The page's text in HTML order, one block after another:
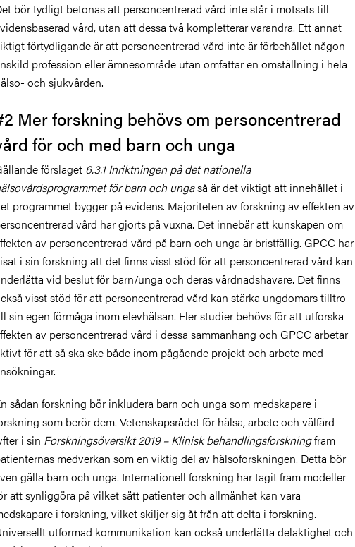
bör tydligt betonas att personcentrerad vård inte står i motsats till
vård, utan att dessa två kompletterar varandra. Ett annat
förtydligande är att personcentrerad vård inte är förbehållet någon
profession eller ämnesområde utan omfattar en omställning i hela
och sjukvården.
Mer forskning behövs om personcentrerad
för och med barn och unga
förslaget 6.3.1 Inriktningen på det nationella
för barn och ungaså är det viktigt att innehållet i
programmet bygger på evidens. Majoriteten av forskning av effekten av
vård har gjorts på vuxna. Det innebär att kunskapen om
av personcentrerad vård på barn och unga är bristfällig. GPCC har
i sin forskning att det finns visst stöd för att personcentrerad vård kan
vid beslut för barn/unga och deras vårdnadshavare. Det finns
visst stöd för att personcentrerad vård kan stärka ungdomars tilltro
sin egen förmåga inom elevhälsan. Fler studier behövs för att utforska
av personcentrerad vård i dessa sammanhang och GPCC arbetar
för att så ska ske både inom pågående projekt och arbete med
sådan forskning bör inkludera barn och unga som medskapare i
som berör dem. Vetenskapsrådet för hälsa, arbete och välfärd
i sin Forskningsöversikt 2019 – Klinisk behandlingsforskningfram
medverkan som en viktig del av hälsoforskningen. Detta bör
gälla barn och unga. Internationell forskning har tagit fram modeller
att synliggöra på vilket sätt patienter och allmänhet kan vara
i forskning, vilket skiljer sig åt från att delta i forskning.
utformad kommunikation kan också underlätta delaktighet och